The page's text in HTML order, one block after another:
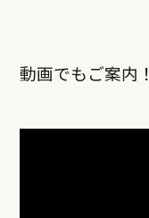
動画でもご案内！